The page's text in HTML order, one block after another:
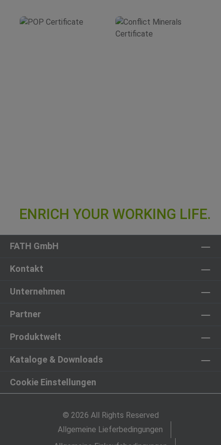
FATH GmbH
Kontakt
Unternehmen
Partner
Produktwelt
Kataloge & Downloads
Cookie Einstellungen
© 2026 All Rights Reserved
Allgemeine Lieferbedingungen